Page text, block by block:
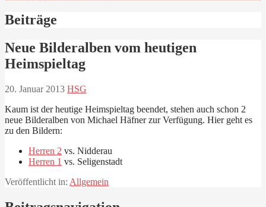
Beiträge
Neue Bilderalben vom heutigen
Heimspieltag
20. Januar 2013 HSG
Kaum ist der heutige Heimspieltag beendet, stehen auch schon 2
neue Bilderalben von Michael Häfner zur Verfügung. Hier geht es
zu den Bildern:
Herren 2 vs. Nidderau
Herren 1 vs. Seligenstadt
Veröffentlicht in: Allgemein